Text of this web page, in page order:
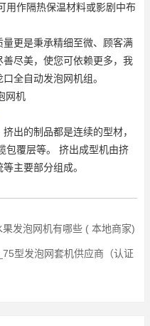
用作隔热保温材料或影剧中布
更是秉承精细至微、顾客满
善尽美，使您可依赖更多，我
口全自动发泡网机组。
网机
出的制品都是连续的型材，
包覆层等。 挤出成型机由挤
主要部分组成。
发泡网机有哪些 ( 本地商家)
型发泡网套机供应商（认证